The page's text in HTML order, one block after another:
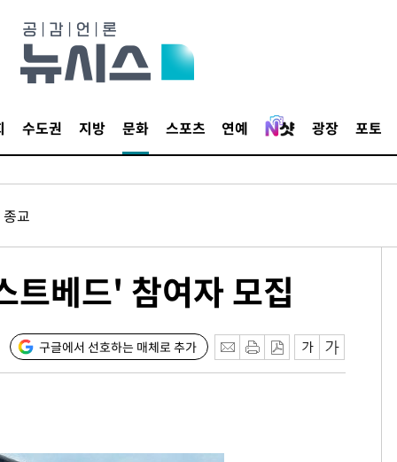
수도권 지방 문화 스포츠 연예 광장 포토
종교
트베드' 참여자 모집
구글에서 선호하는 매체로 추가